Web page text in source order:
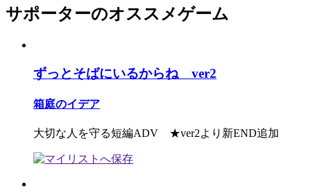
サポーターのオススメゲーム
ずっとそばにいるからね ver2
箱庭のイデア
大切な人を守る短編ADV ★ver2より新END追加